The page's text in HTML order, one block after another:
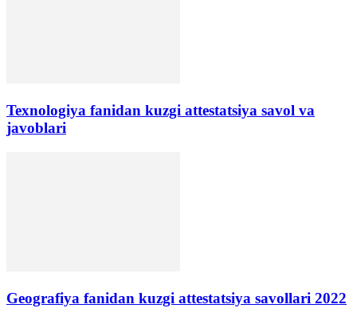
Texnologiya fanidan kuzgi attestatsiya savol va
javoblari
Geografiya fanidan kuzgi attestatsiya savollari 2022